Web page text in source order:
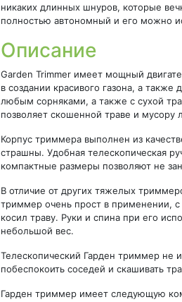
никаких длинных шнуров, которые
полностью автономный и его можно
Описание
Garden Trimmer имеет мощный
в создании красивого газона, а
любым сорняками, а также с сухой
позволяет скошенной траве и мусору
Корпус триммера выполнен из
страшны. Удобная телескопическая
компактные размеры позволяют не
В отличие от других тяжелых
триммер очень прост в применении,
косил траву. Руки и спина при его
небольшой вес.
Телескопический Гарден триммер не
побеспокоить соседей и скашивать
Гарден триммер имеет следующую